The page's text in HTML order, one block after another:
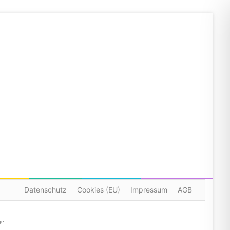
Datenschutz Cookies (EU) Impressum AGB